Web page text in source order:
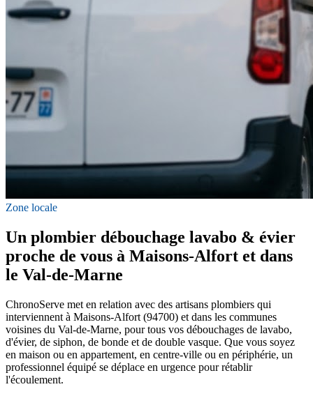
Zone locale
Un plombier débouchage lavabo & évier
proche de vous à Maisons-Alfort et dans
le Val-de-Marne
ChronoServe met en relation avec des artisans plombiers qui
interviennent à Maisons-Alfort (94700) et dans les communes
voisines du Val-de-Marne, pour tous vos débouchages de lavabo,
d'évier, de siphon, de bonde et de double vasque. Que vous soyez
en maison ou en appartement, en centre-ville ou en périphérie, un
professionnel équipé se déplace en urgence pour rétablir
l'écoulement.